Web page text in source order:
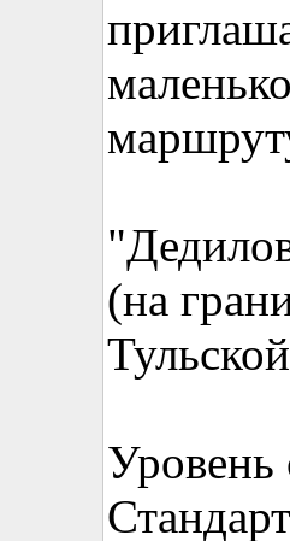
(на
Уровень